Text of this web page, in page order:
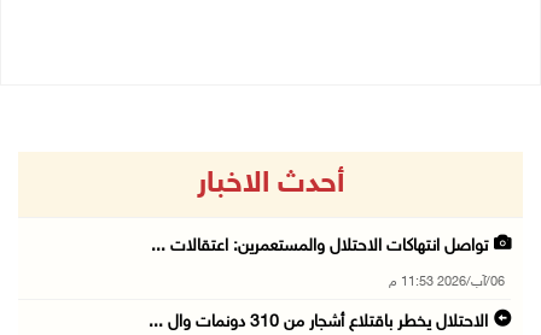
أحدث الاخبار
تواصل انتهاكات الاحتلال والمستعمرين: اعتقالات ...
06/آب/2026 11:53 م
الاحتلال يخطر باقتلاع أشجار من 310 دونمات وال ...